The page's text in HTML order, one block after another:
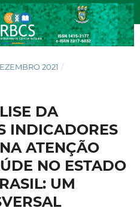
2021 /
DA
INDICADORES
ATENÇÃO
NO ESTADO
UM